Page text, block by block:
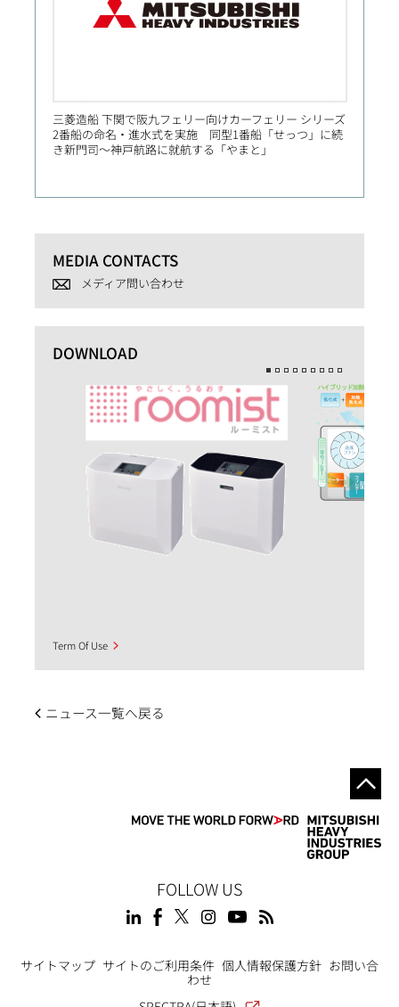
三菱造船 下関で阪九フェリー向けカーフェリー シリーズ
2番船の命名・進水式を実施 同型1番船「せっつ」に続
き新門司～神戸航路に就航する「やまと」
MEDIA CONTACTS
メディア問い合わせ
DOWNLOAD
Term Of Use
ニュース一覧へ戻る
FOLLOW US
Footer
サイトマップ サイトのご利用条件 個人情報保護方針 お問い合
わせ